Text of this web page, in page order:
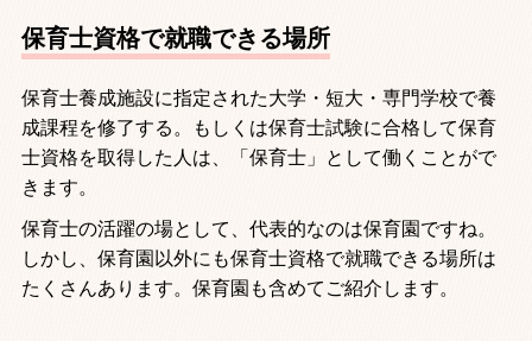
保育士資格で就職できる場所
保育士養成施設に指定された大学・短大・専門学校で養
成課程を修了する。もしくは保育士試験に合格して保育
士資格を取得した人は、「保育士」として働くことがで
きます。
保育士の活躍の場として、代表的なのは保育園ですね。
しかし、保育園以外にも保育士資格で就職できる場所は
たくさんあります。保育園も含めてご紹介します。